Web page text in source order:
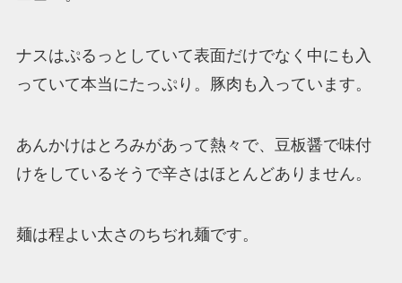
ナスはぷるっとしていて表面だけでなく中にも入
っていて本当にたっぷり。豚肉も入っています。
あんかけはとろみがあって熱々で、豆板醤で味付
けをしているそうで辛さはほとんどありません。
麺は程よい太さのちぢれ麺です。